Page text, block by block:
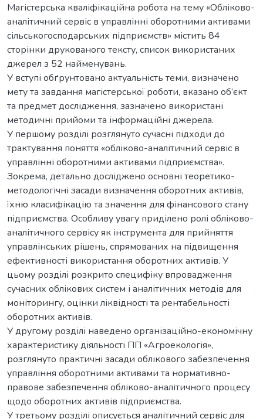
Магістерська кваліфікаційна робота на тему «Обліково-
аналітичний сервіс в управлінні оборотними активами
сільськогосподарських підприємств» містить 84
сторінки друкованого тексту, список використаних
джерел з 52 найменувань.
У вступі обґрунтовано актуальність теми, визначено
мету та завдання магістерської роботи, вказано об’єкт
та предмет дослідження, зазначено використані
методичні прийоми та інформаційні джерела.
У першому розділі розглянуто сучасні підходи до
трактування поняття «обліково-аналітичний сервіс в
управлінні оборотними активами підприємства».
Зокрема, детально досліджено основні теоретико-
методологічні засади визначення оборотних активів,
їхню класифікацію та значення для фінансового стану
підприємства. Особливу увагу приділено ролі обліково-
аналітичного сервісу як інструмента для прийняття
управлінських рішень, спрямованих на підвищення
ефективності використання оборотних активів. У
цьому розділі розкрито специфіку впровадження
сучасних облікових систем і аналітичних методів для
моніторингу, оцінки ліквідності та рентабельності
оборотних активів.
У другому розділі наведено організаційно-економічну
характеристику діяльності ПП «Агроекологія»,
розглянуто практичні засади облікового забезпечення
управління оборотними активами та нормативно-
правове забезпечення обліково-аналітичного процесу
щодо оборотних активів підприємства.
У третьому розділі описується аналітичний сервіс для